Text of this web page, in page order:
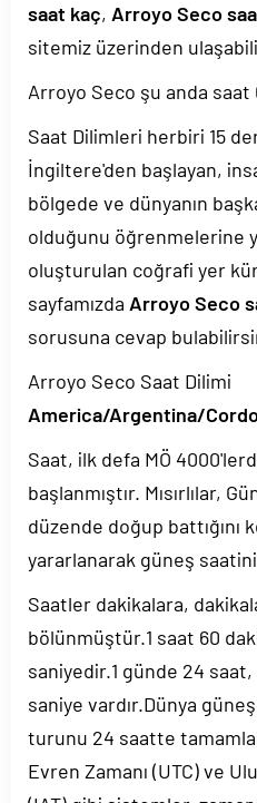
saat kaç, Arroyo Seco
sitemiz üzerinden
Arroyo Seco şu anda saat
Saat Dilimleri herbiri 15
İngiltere'den başlayan,
bölgede ve dünyanın
olduğunu öğrenmelerine
oluşturulan coğrafi yer
sayfamızda Arroyo Seco
sorusuna cevap
Arroyo Seco Saat Dilimi
America/Argentina/
Saat, ilk defa MÖ
başlanmıştır. Mısırlılar,
düzende doğup battığını
yararlanarak güneş
Saatler dakikalara,
bölünmüştür.1 saat 60
saniyedir.1 günde 24
saniye vardır.Dünya
turunu 24 saatte
Evren Zamanı (UTC) ve